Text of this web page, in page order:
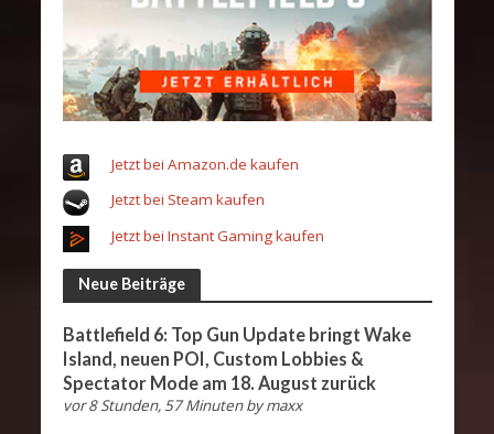
Jetzt bei Amazon.de kaufen
Jetzt bei Steam kaufen
Jetzt bei Instant Gaming kaufen
Neue Beiträge
Battlefield 6: Top Gun Update bringt Wake
Island, neuen POI, Custom Lobbies &
Spectator Mode am 18. August zurück
vor 8 Stunden, 57 Minuten bymaxx